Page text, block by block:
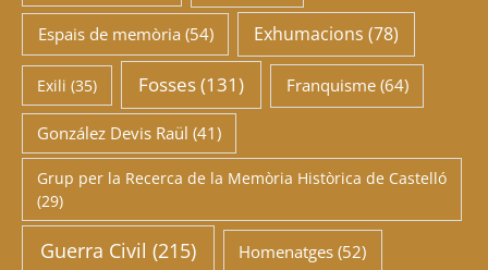
Espais de memòria (54) Exhumacions (78)
Exili (35) Fosses(131) Franquisme(64)
González Devis Raül (41)
Grup per la Recerca de la Memòria Històrica de Castelló
(29)
Guerra Civil (215) Homenatges (52)